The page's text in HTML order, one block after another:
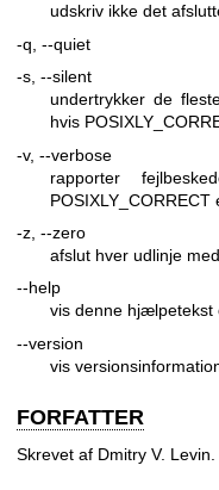
udskriv ikke det
-q, --quiet
-s, --silent
undertrykker de
hvis
-v, --verbose
rapporter
POSIXLY_CORRECT
-z, --zero
afslut hver udlinje
--help
vis denne hjælpetekst
--version
vis
FORFATTER
Skrevet af Dmitry V. Levin.